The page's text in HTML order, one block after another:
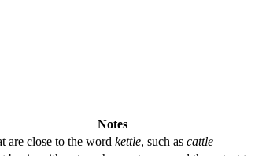
Notes
are close to the word kettle, such as cattle